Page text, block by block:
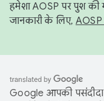
हमेशा AOSP पर पुश की
जानकारी के लिए,
Google आपकी पसंदीदा